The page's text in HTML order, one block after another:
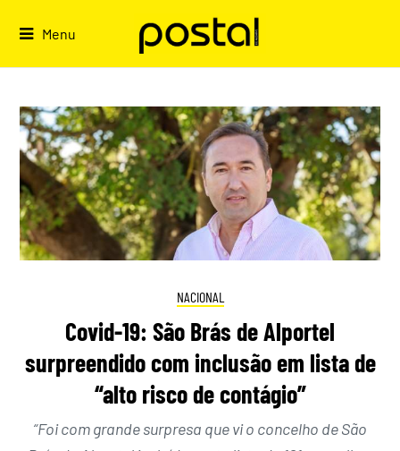
Menu
NACIONAL
Covid-19: São Brás de Alportel
surpreendido com inclusão em lista de
“alto risco de contágio”
“Foi com grande surpresa que vi o concelho de São